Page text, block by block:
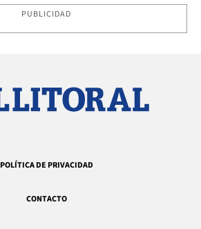
PUBLICIDAD
POLÍTICA DE PRIVACIDAD
CONTACTO